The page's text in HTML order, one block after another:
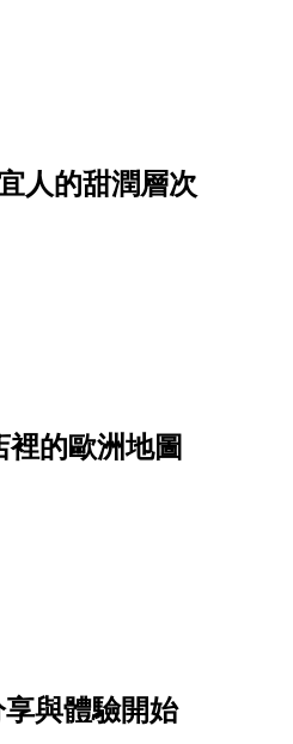
人的甜潤層次
的歐洲地圖
與體驗開始